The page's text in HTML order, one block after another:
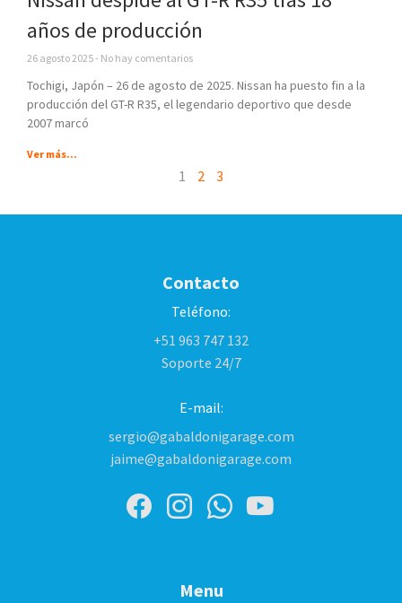
años de producción
26 agosto 2025 No hay comentarios
Tochigi, Japón – 26 de agosto de 2025. Nissan ha puesto fin a la
producción del GT-R R35, el legendario deportivo que desde
2007 marcó
Ver más...
1 2 3
Contacto
Teléfono:
+51 963 747 132
Soporte 24/7
E-mail:
sergio@gabaldonigarage.com
jaime@gabaldonigarage.com
Menu